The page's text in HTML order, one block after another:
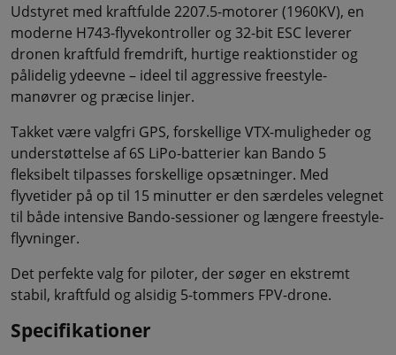
Udstyret med kraftfulde 2207.5-motorer (1960KV), en
moderne H743-flyvekontroller og 32-bit ESC leverer
dronen kraftfuld fremdrift, hurtige reaktionstider og
pålidelig ydeevne – ideel til aggressive freestyle-
manøvrer og præcise linjer.
Takket være valgfri GPS, forskellige VTX-muligheder og
understøttelse af 6S LiPo-batterier kan Bando 5
fleksibelt tilpasses forskellige opsætninger. Med
flyvetider på op til 15 minutter er den særdeles velegnet
til både intensive Bando-sessioner og længere freestyle-
flyvninger.
Det perfekte valg for piloter, der søger en ekstremt
stabil, kraftfuld og alsidig 5-tommers FPV-drone.
Specifikationer